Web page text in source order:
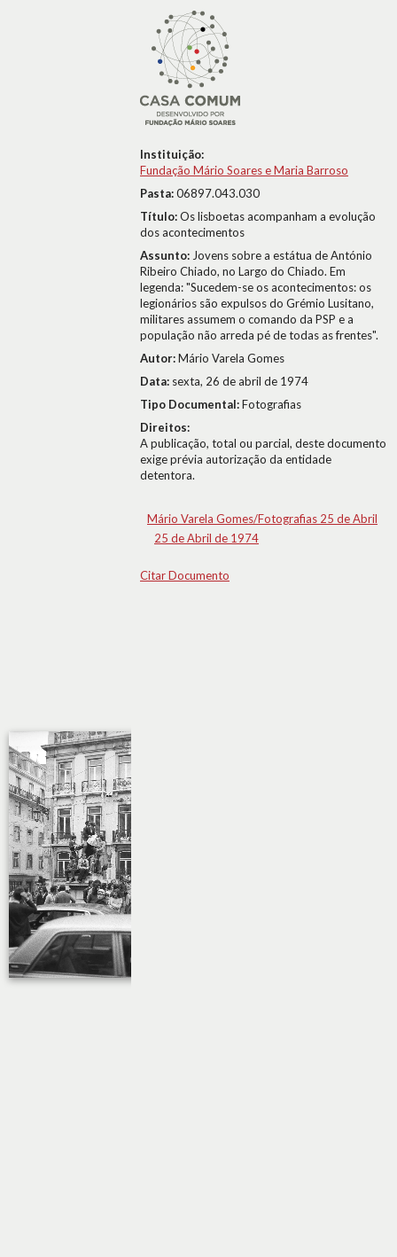
Instituição:
Fundação Mário Soares e Maria Barroso
Pasta:06897.043.030
Título:Os lisboetas acompanham a evolução
dos acontecimentos
Assunto: Jovens sobre a estátua de António
Ribeiro Chiado, no Largo do Chiado. Em
legenda: "Sucedem-se os acontecimentos: os
legionários são expulsos do Grémio Lusitano,
militares assumem o comando da PSP e a
população não arreda pé de todas as frentes".
Autor:Mário Varela Gomes
Data: sexta, 26 de abril de 1974
Tipo Documental:Fotografias
Direitos:
A publicação, total ou parcial, deste documento
exige prévia autorização da entidade
detentora.
Mário Varela Gomes/Fotografias 25 de Abril
25 de Abril de 1974
Citar Documento